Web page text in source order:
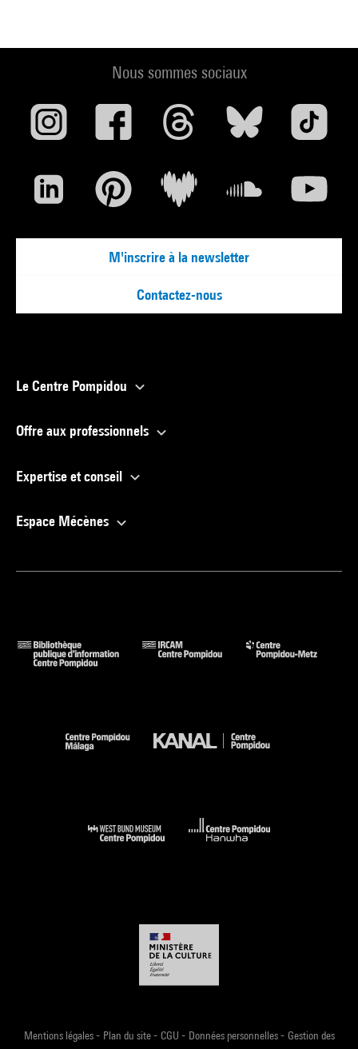
Nous sommes sociaux
M'inscrire à la newsletter
Contactez-nous
Le Centre Pompidou
Offre aux professionnels
Expertise et conseil
Espace Mécènes
Mentions légales- Plan du site- CGU - Données personnelles- Gestion des